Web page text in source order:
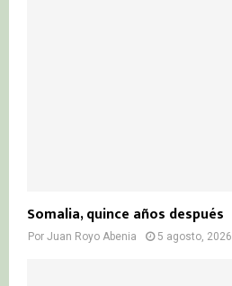
Somalia, quince años después
Por Juan Royo Abenia 5 agosto, 2026